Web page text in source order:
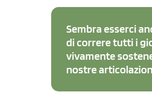
Sembra esserci
di correre tutti i
vivamente
nostre